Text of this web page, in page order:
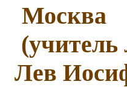
Москва
Лев